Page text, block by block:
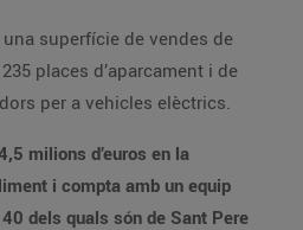
superfície de vendes de
places d’aparcament i de
per a vehicles elèctrics.
milions d’euros en la
i compta amb un equip
dels quals són de Sant Pere